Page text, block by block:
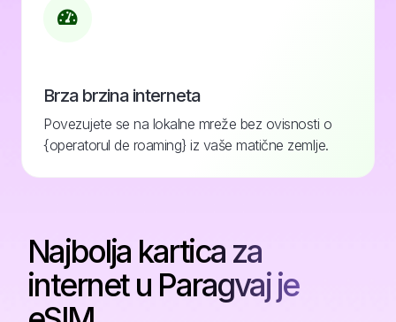
Brza brzina interneta
Povezujete se na lokalne mreže bez ovisnosti o
{operatorul de roaming} iz vaše matične zemlje.
Najbolja kartica za
internet u Paragvaj je